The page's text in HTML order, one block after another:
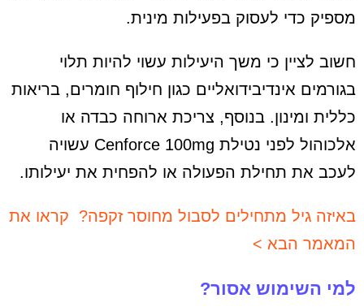
מספיק כדי לעסוק בפעילות מינית.
חשוב לציין כי משך היעילות עשוי להיות תלוי
בגורמים אינדיבידואליים כגון חילוף חומרים, בריאות
כללית ומינון. בנוסף, צריכת ארוחה כבדה או
אלכוהול לפני נטילת Cenforce 100mg עשויה
לעכב את תחילת הפעולה או להפחית את יעילותו.
באיזה גיל מתחילים לסבול מחוסר זקפה? קראו את
המאמר הבא >
למי השימוש אסור?